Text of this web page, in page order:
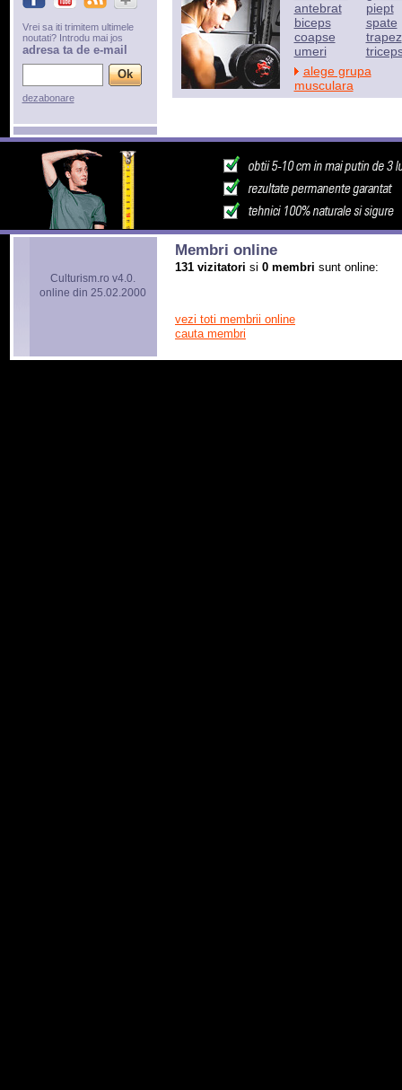
antebrat
biceps
coapse
umeri
piept
spate
trapez
alege grupa
musculara
Vrei sa iti trimitem ultimele
noutati? Introdu mai jos
adresa ta de e-mail
dezabonare
Culturism.ro v4.0.
online din 25.02.2000
Membri online
131 vizitatori si 0 membri sunt online:
vezi toti membrii online
cauta membri